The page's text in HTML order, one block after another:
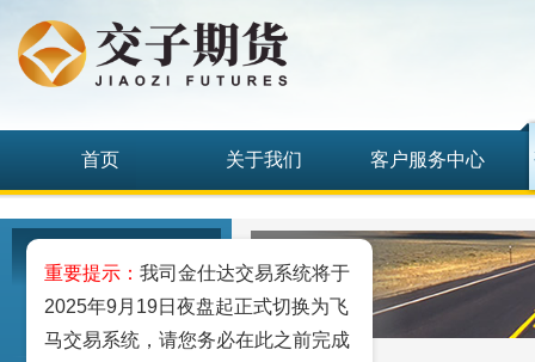
首页 关于我们 客户服务中心
工业品
重要提示： 我司金仕达交易系统将于
2025年9月19日夜盘起正式切换为飞
马交易系统，请您务必在此之前完成